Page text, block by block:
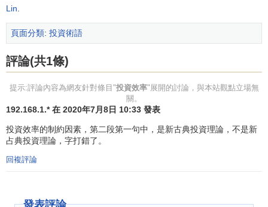
險，因此，提高企業投資效率，搞好公司
場價格，是避免公司控制權轉移有效途徑之一。為此一個公
司必須有一個大股東或
督職能。但需要防止股東“
模式下，外部治理有效性的前提是市場有效性，而市場有效
性至少需要滿足三個條件，即融資有效性、信息有效性和市
場流動性。市場和大股東監督將有利於提高企業投資效率，
促進企業價值增長。根據GJ模式的內部治理，需要考慮
集中度與管理層替換對企業投資效率產生的影響。由此可
見，似乎內部治理比外部治理對提高企業投資效率更有效。
Lin
頁面分類: 投資術語
評論(共1條)
提示:評論內容為網友針對條目"投資效率"展開的討論，與本站觀點立場無
關。
192.168.1.* 在 2020年7月8日 10:33 發表
投資效率的制約因素，第二段第一句中，是新古典投資理論，不是新
占典投資理論，字打錯了。
回複評論
發表評論